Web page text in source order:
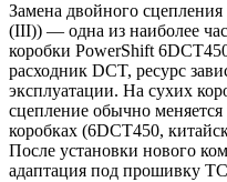
Замена двойного
(III)) — одна из наиболее
коробки PowerShift
расходник DCT, ресурс
эксплуатации. На сухих
сцепление обычно
коробках (6DCT450,
После установки нового
адаптация под прошивку